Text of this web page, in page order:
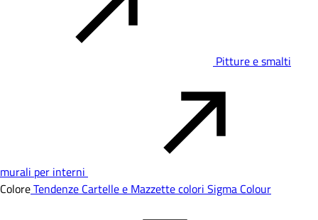
Pitture e smalti
murali per interni
ColoreTendenze Cartelle e Mazzette colori Sigma Colour